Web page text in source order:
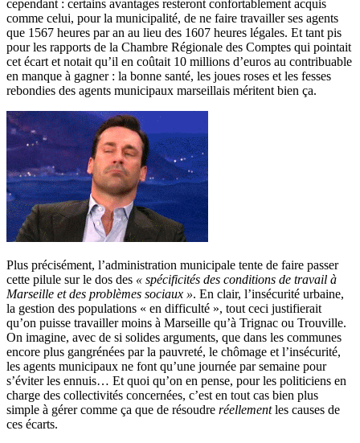
cependant : certains avantages resteront confortablement acquis
comme celui, pour la municipalité, de ne faire travailler ses agents
que 1567 heures par an au lieu des 1607 heures légales. Et tant pis
pour les rapports de la Chambre Régionale des Comptes qui pointait
cet écart et notait qu’il en coûtait 10 millions d’euros au contribuable
en manque à gagner : la bonne santé, les joues roses et les fesses
rebondies des agents municipaux marseillais méritent bien ça.
Plus précisément, l’administration municipale tente de faire passer
cette pilule sur le dos des « spécificités des conditions de travail à
Marseille et des problèmes sociaux ». En clair, l’insécurité urbaine,
la gestion des populations « en difficulté », tout ceci justifierait
qu’on puisse travailler moins à Marseille qu’à Trignac ou Trouville.
On imagine, avec de si solides arguments, que dans les communes
encore plus gangrénées par la pauvreté, le chômage et l’insécurité,
les agents municipaux ne font qu’une journée par semaine pour
s’éviter les ennuis… Et quoi qu’on en pense, pour les politiciens en
charge des collectivités concernées, c’est en tout cas bien plus
simple à gérer comme ça que de résoudre réellementles causes de
ces écarts.